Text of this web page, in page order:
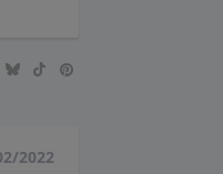
2022